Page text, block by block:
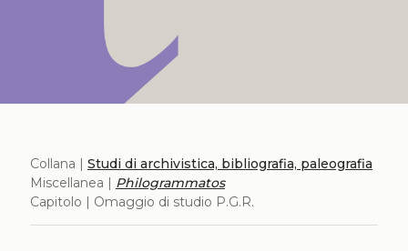
Collana | Studi di archivistica, bibliografia, paleografia
Miscellanea | Philogrammatos
Capitolo | Omaggio di studio P.G.R.